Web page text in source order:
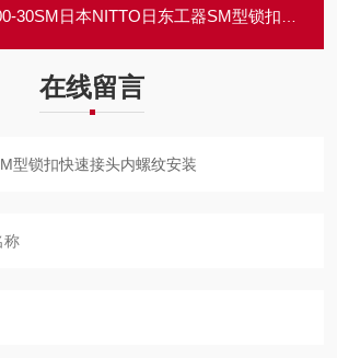
30SM日本NITTO日东工器SM型锁扣快速接头
在线留言